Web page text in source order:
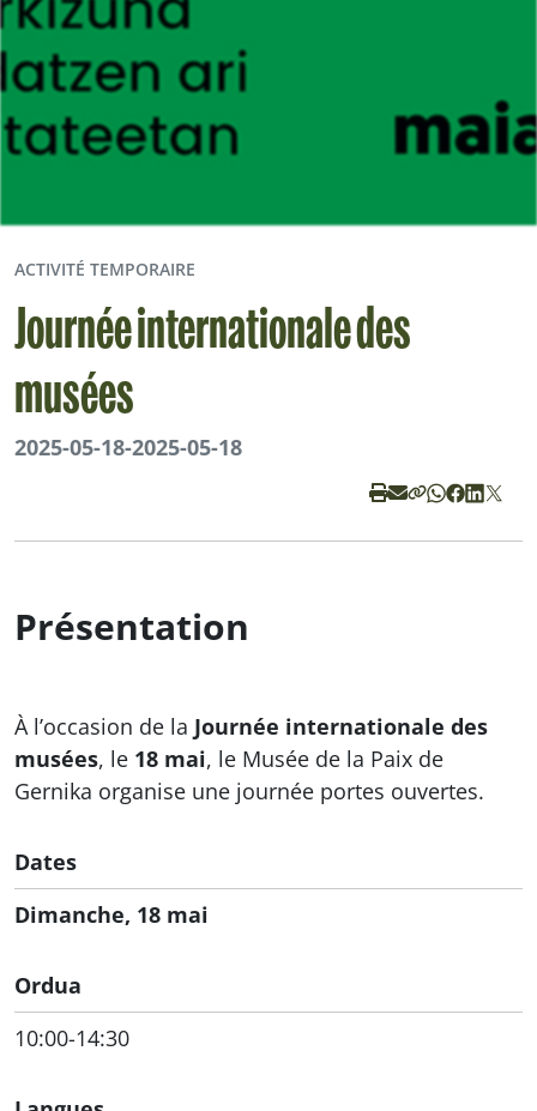
ACTIVITÉ TEMPORAIRE
Journée internationale des
musées
2025-05-18-2025-05-18
Présentation
À l’occasion de la Journée internationale des
musées, le 18 mai, le Musée de la Paix de
Gernika organise une journée portes ouvertes.
Dates
Dimanche, 18 mai
Ordua
10:00-14:30